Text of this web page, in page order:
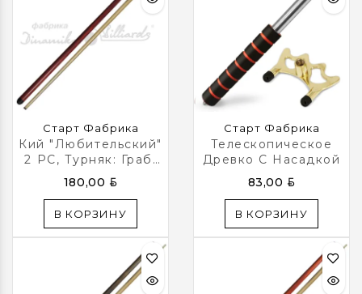
Старт Фабрика
Кий "Любительский"
2 РС, Турняк: Граб,
Цвет Амарант
180,00 BYN
В КОРЗИНУ
Старт Фабрика
Телескопическое
Древко С Насадкой
83,00 BYN
В КОРЗИНУ